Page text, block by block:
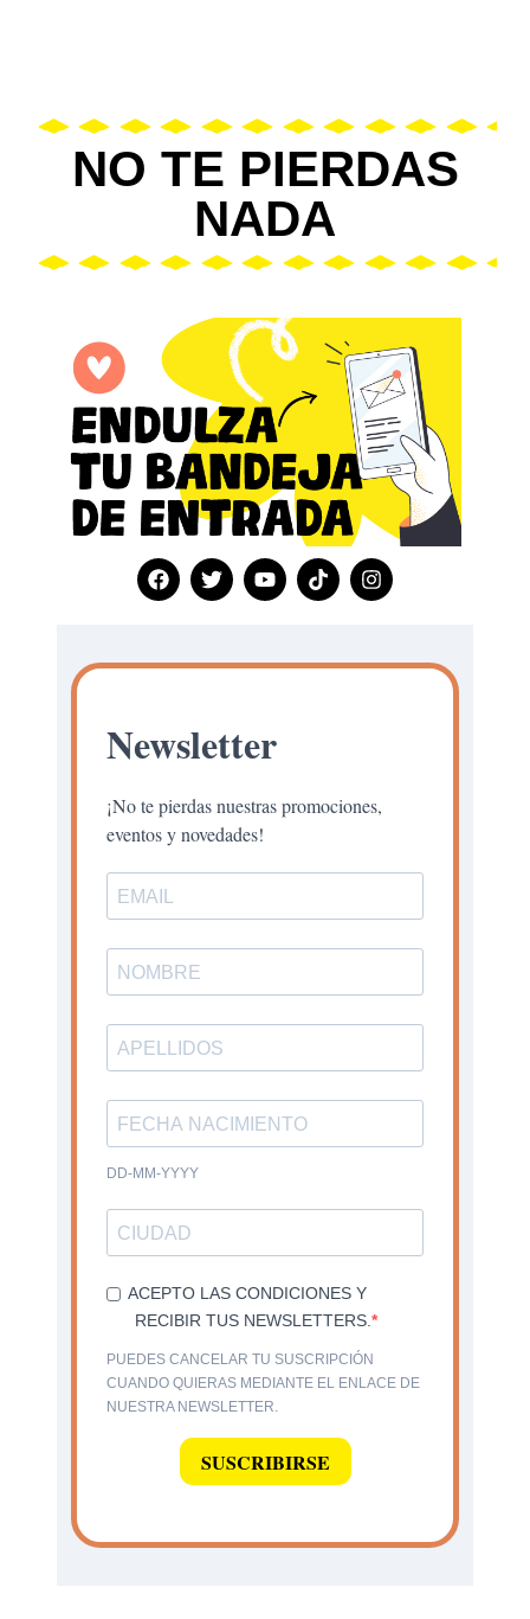
NO TE PIERDAS
NADA
Newsletter
¡No te pierdas nuestras promociones,
eventos y novedades!
DD-MM-YYYY
ACEPTO LAS CONDICIONES Y
RECIBIR TUS NEWSLETTERS.
PUEDES CANCELAR TU SUSCRIPCIÓN
CUANDO QUIERAS MEDIANTE EL ENLACE DE
NUESTRA NEWSLETTER.
SUSCRIBIRSE